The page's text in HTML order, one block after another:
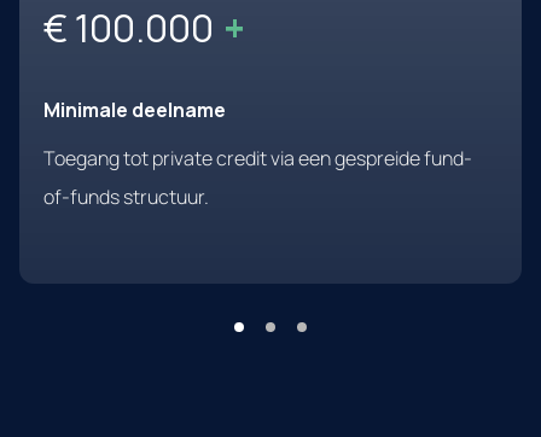
€ 100.000 +
Minimale deelname
Toegang tot private credit via een gespreide fund-
of-funds structuur.